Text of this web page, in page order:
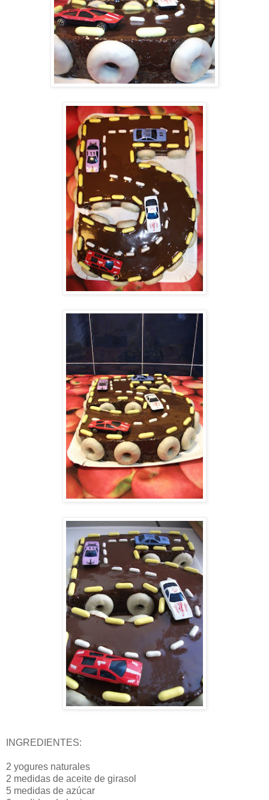
INGREDIENTES:
2 yogures naturales
2 medidas de aceite de girasol
5 medidas de azúcar